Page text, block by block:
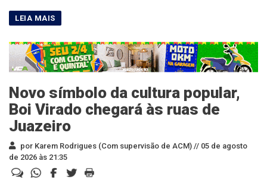
Novo símbolo da cultura popular,
Boi Virado chegará às ruas de
Juazeiro
por Karem Rodrigues (Com supervisão de ACM) // 05 de agosto
de 2026 às 21:35